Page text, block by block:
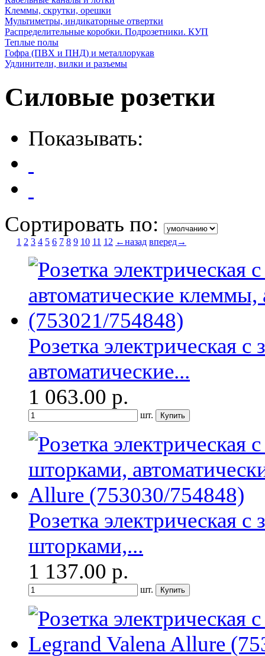
Клеммы, скрутки, орешки
Мультиметры, индикаторные отвертки
Распределительные коробки. Подрозетники. КУП
Теплые полы
Гофра (ПВХ и ПНД) и металлорукав
Удлинители, вилки и разъемы
Силовые розетки
Показывать:
Сортировать по:
1 2 3 4 5 6 7 8 9 10 11 12 ←назад вперед→
Розетка электрическая
автоматические...
1 063.00 р.
шт.
Розетка электрическая
шторками,...
1 137.00 р.
шт.